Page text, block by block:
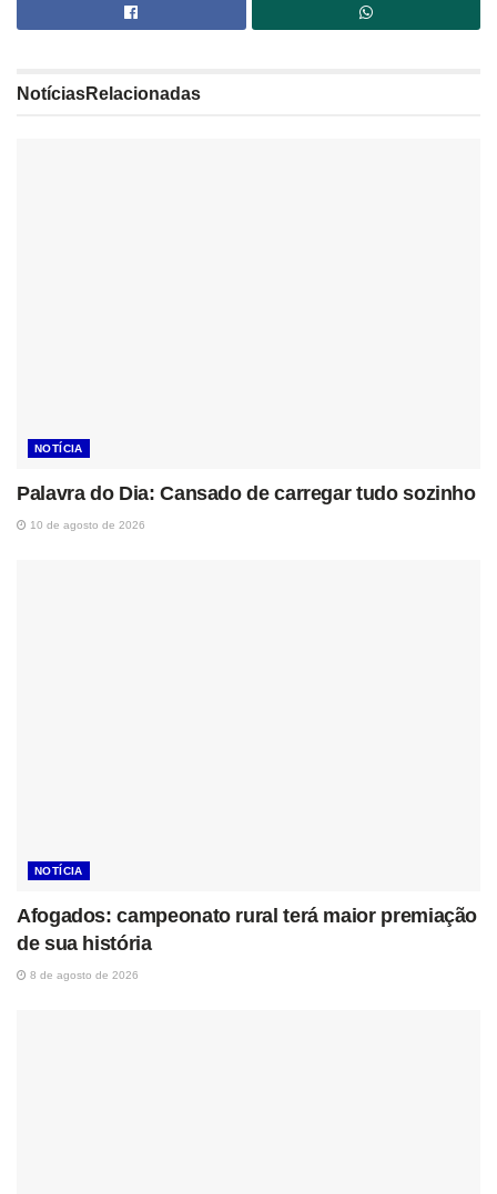
NotíciasRelacionadas
NOTÍCIA
Palavra do Dia: Cansado de carregar tudo sozinho
10 de agosto de 2026
NOTÍCIA
Afogados: campeonato rural terá maior premiação
de sua história
8 de agosto de 2026